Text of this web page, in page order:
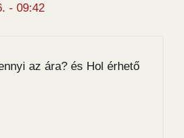
- 09:42
az ára? és Hol érhető